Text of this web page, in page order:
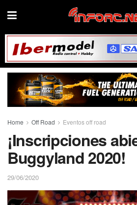
Home Off Road Eventos off road
¡Inscripciones
Buggyland 2020!
29/06/2020